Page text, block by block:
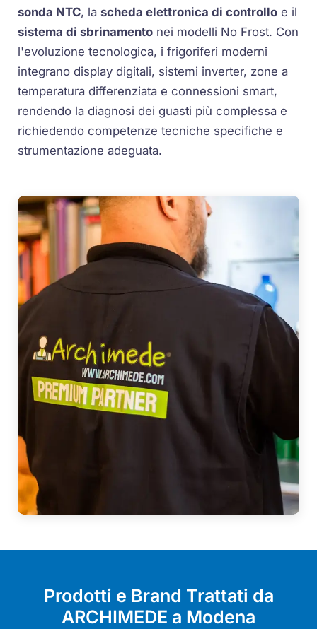
sonda NTC, lascheda elettronica di controllo e il
sistema di sbrinamento nei modelli No Frost. Con
l'evoluzione tecnologica, i frigoriferi moderni
integrano display digitali, sistemi inverter, zone a
temperatura differenziata e connessioni smart,
rendendo la diagnosi dei guasti più complessa e
richiedendo competenze tecniche specifiche e
strumentazione adeguata.
Prodotti e Brand Trattati da
ARCHIMEDE a Modena